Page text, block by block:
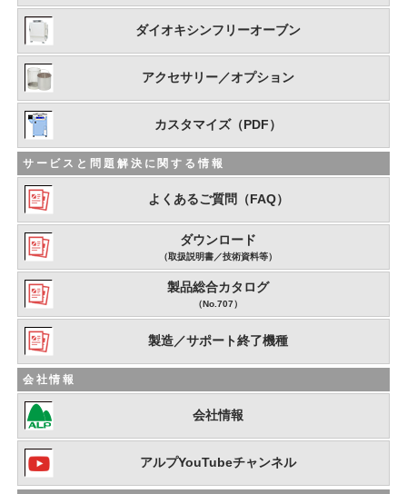
ダイオキシンフリーオーブン
アクセサリー／オプション
カスタマイズ（PDF）
サービスと問題解決に関する情報
よくあるご質問（FAQ）
ダウンロード
（取扱説明書／技術資料等）
製品総合カタログ
（No.707）
製造／サポート終了機種
会社情報
会社情報
アルプYouTubeチャンネル